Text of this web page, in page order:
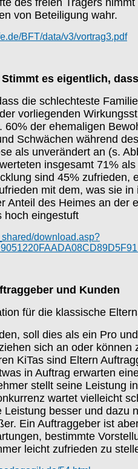
von Beteiligung wahr.
BFT/data/v3/vortrag3.pdf
Stimmt es eigentlich,
die schlechteste
vorliegenden
60% der ehemaligen
Schwächen während
als unverändert an (s.
insgesamt 71%
sind 45% zufrieden,
mit dem, was sie
Anteil des Heimes an der
hoch eingestuft
download.asp?
und Kunden
für die klassische
soll dies als ein Pro
sich an oder
KiTas sind Eltern
in Auftrag erwarten
stellt seine Leistung
wartet vielleicht
Leistung besser und dazu
Ein Auftraggeber ist
bestimmte
leicht zufrieden zu